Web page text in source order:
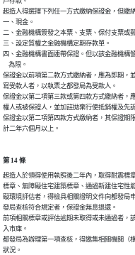
起造人得選擇下列任一方式繳納保證金，但繳
一、現金。
二、金融機構簽發之本票、支票、保付支票或
三、設定質權之金融機構定期存款單。
四、金融機構書面連帶保證。但以該金融機構
    為限。
保證金以前項第二款方式繳納者，應為即期，
寫受款人者，以執票之都發局為受款人。
保證金以第二項第三款或第四款方式繳納者，
權人或被保證人，並加註拋棄行使抵銷權及先
保證金以第二項第四款方式繳納者，其保證期
計二年六個月以上。
第 14 條
起造人於領得使用執照後二年內，取得耐震標
標章、無障礙住宅建築標章、通過新建住宅性
礙環境評估者，得檢具相關證明文件向都發局
發局查核符合規定者，保證金無息退還。
前項相關標章或評估逾期未取得或未通過者，
入市庫。
都發局為辦理第一項查核，得邀集相關機關（
狀況。